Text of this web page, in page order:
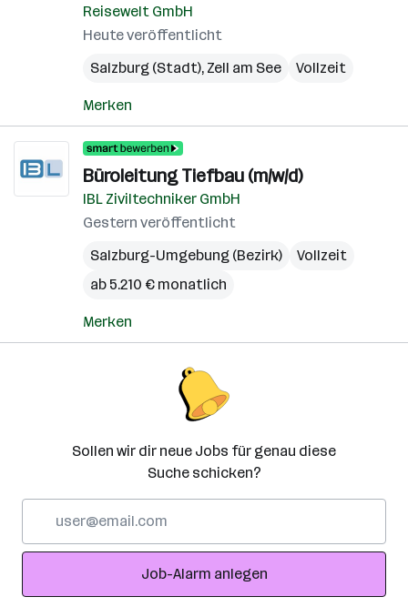
Reisewelt GmbH
Heute veröffentlicht
Salzburg (Stadt), Zell am See Vollzeit
Merken
Büroleitung Tiefbau (m/w/d)
IBL Ziviltechniker GmbH
Gestern veröffentlicht
Salzburg-Umgebung (Bezirk)
Vollzeit
ab 5.210 € monatlich
Merken
Sollen wir dir neue Jobs für genau diese
Suche schicken?
Adresse
Job-Alarm anlegen